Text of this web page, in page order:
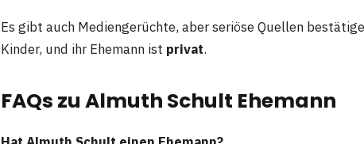
Es gibt auch Mediengerüchte, aber seriöse Quellen
Kinder, und ihr Ehemann ist privat.
FAQs zu Almuth Schult Ehemann